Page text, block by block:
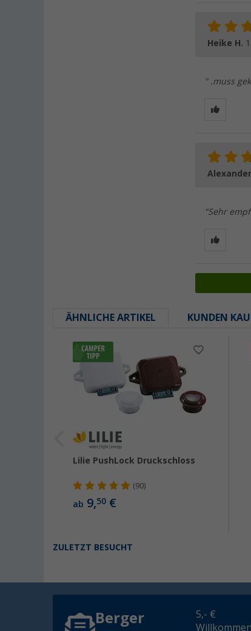
Heike H.
" .muss
"Sehr
ÄHNLICHE ARTIKEL KUNDEN
Lilie PushLock Druckschloss
(90)
ab 9,50 €
ZULETZT BESUCHT
Berger
5,- €